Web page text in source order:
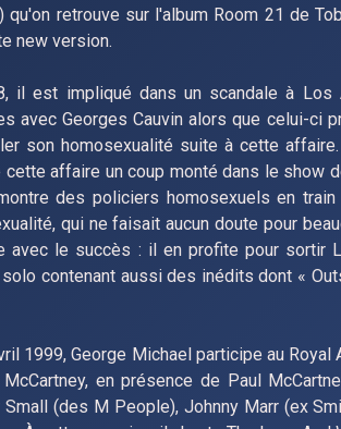
qu'on retrouve sur l'album Room 21 de
new version.
il est impliqué dans un scandale à
avec Georges Cauvin alors que celui-ci
son homosexualité suite à cette
cette affaire un coup monté dans le show
des policiers homosexuels en
qui ne faisait aucun doute pour
avec le succès : il en profite pour sortir
contenant aussi des inédits dont «
1999, George Michael participe au Royal
en présence de Paul
Small (des M People), Johnny Marr (ex